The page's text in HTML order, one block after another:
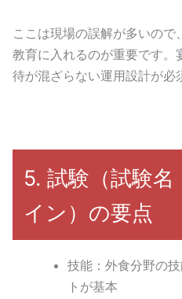
ここは現場の誤解が多いので
教育に入れるのが重要です。
待が混ざらない運用設計が必
5. 試験（試験名
イン）の要点
技能：外食分野の
トが基本